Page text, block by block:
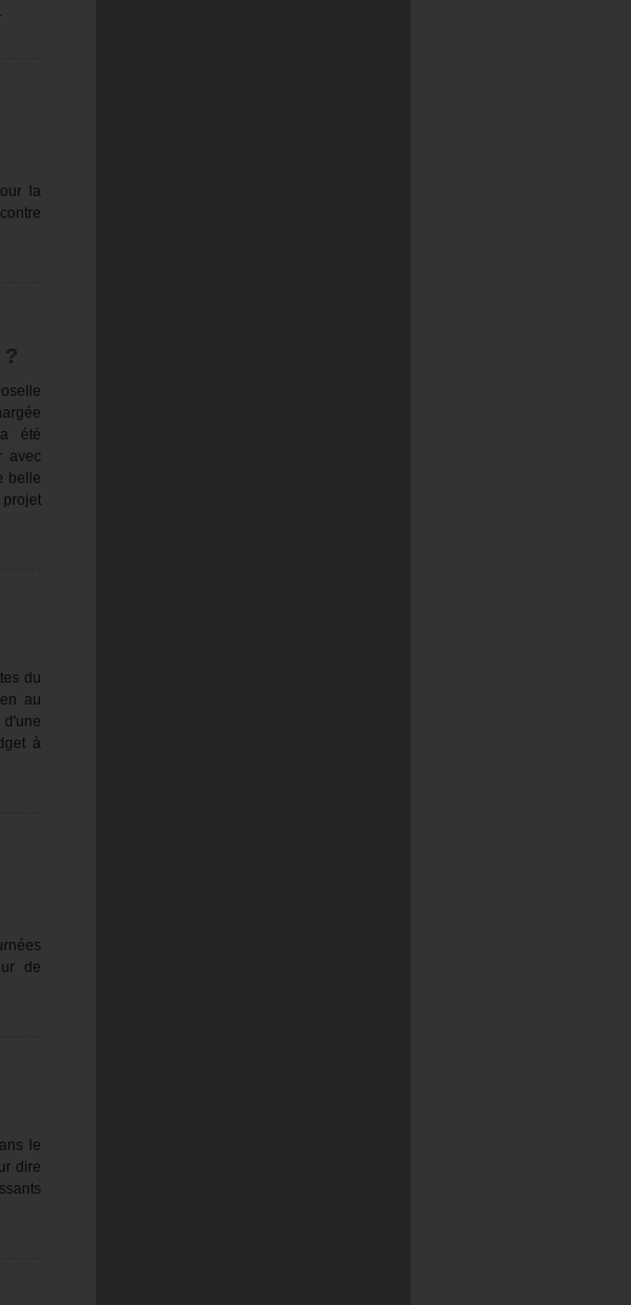
la
été
avec
belle
projet
du
au
à
de
le
dire